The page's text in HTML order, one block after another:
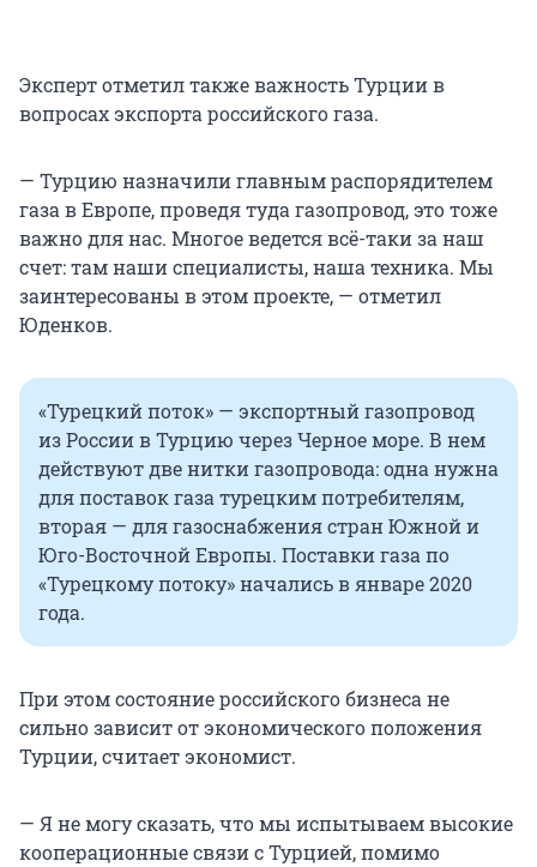
Эксперт отметил также важность Турции в
вопросах экспорта российского газа.
— Турцию назначили главным распорядителем
газа в Европе, проведя туда газопровод, это тоже
важно для нас. Многое ведется всё-таки за наш
счет: там наши специалисты, наша техника. Мы
заинтересованы в этом проекте, — отметил
Юденков.
«Турецкий поток» — экспортный газопровод
из России в Турцию через Черное море. В нем
действуют две нитки газопровода: одна нужна
для поставок газа турецким потребителям,
вторая — для газоснабжения стран Южной и
Юго-Восточной Европы. Поставки газа по
«Турецкому потоку» начались в январе 2020
года.
При этом состояние российского бизнеса не
сильно зависит от экономического положения
Турции, считает экономист.
— Я не могу сказать, что мы испытываем высокие
кооперационные связи с Турцией, помимо